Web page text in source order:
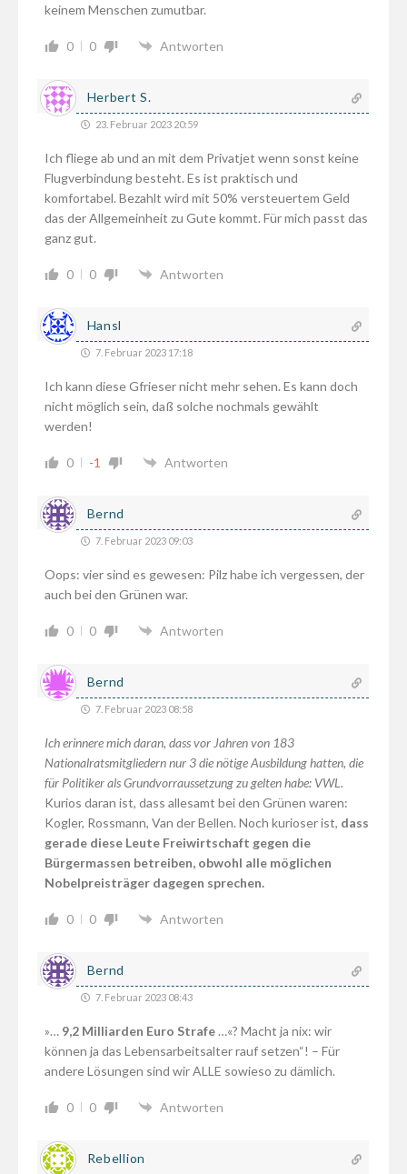
keinem Menschen zumutbar.
0 0 Antworten
Herbert S.
23. Februar 2023 20:59
Ich fliege ab und an mit dem Privatjet wenn sonst keine
Flugverbindung besteht. Es ist praktisch und
komfortabel. Bezahlt wird mit 50% versteuertem Geld
das der Allgemeinheit zu Gute kommt. Für mich passt das
ganz gut.
0 0 Antworten
Hansl
7. Februar 2023 17:18
Ich kann diese Gfrieser nicht mehr sehen. Es kann doch
nicht möglich sein, daß solche nochmals gewählt
werden!
0 -1 Antworten
Bernd
7. Februar 2023 09:03
Oops: vier sind es gewesen: Pilz habe ich vergessen, der
auch bei den Grünen war.
0 0 Antworten
Bernd
7. Februar 2023 08:58
Ich erinnere mich daran, dass vor Jahren von 183
Nationalratsmitgliedern nur 3 die nötige Ausbildung hatten, die
für Politiker als Grundvorraussetzung zu gelten habe: VWL.
Kurios daran ist, dass allesamt bei den Grünen waren:
Kogler, Rossmann, Van der Bellen. Noch kurioser ist, dass
gerade diese Leute Freiwirtschaft gegen die
Bürgermassen betreiben, obwohl alle möglichen
Nobelpreisträger dagegen sprechen.
0 0 Antworten
Bernd
7. Februar 2023 08:43
»… 9,2 Milliarden Euro Strafe…«? Macht ja nix: wir
können ja das Lebensarbeitsalter rauf setzen“! – Für
andere Lösungen sind wir ALLE sowieso zu dämlich.
0 0 Antworten
Rebellion